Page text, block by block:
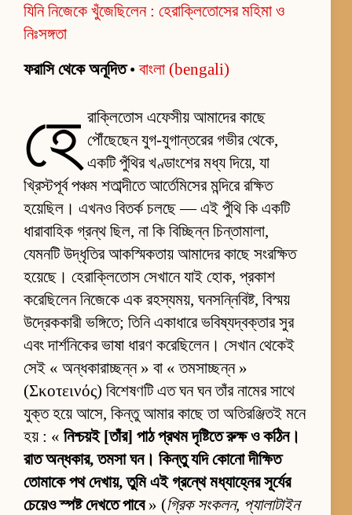
যিনি নিজেকে খুঁজেছিলেন : হেরাক্লিতোসের মহিমা ও
নিঃসঙ্গতা
ফরাসি থেকে অনূদিত• বাংলা (bengali)
হে রাক্লিতোস এফেসীয় আমাদের কাছে
পৌঁছেছেন যুগ-যুগান্তরের গভীর থেকে,
একটি পুঁথির খণ্ডাংশের মধ্য দিয়ে, যা
খ্রিস্টপূর্ব পঞ্চম শতাব্দীতে আর্তেমিসের মন্দিরে রক্ষিত
হয়েছিল। এখনও বিতর্ক চলছে — এই পুঁথি কি একটি
ধারাবাহিক গ্রন্থ ছিল, না কি বিচ্ছিন্ন চিন্তামালা,
যেমনটি উদ্ধৃতির আকস্মিকতায় আমাদের কাছে সংরক্ষিত
হয়েছে। হেরাক্লিতোস সেখানে যাই হোক, প্রকাশ
করেছিলেন নিজেকে এক রহস্যময়, ঘনসন্নিবিষ্ট, বিস্ময়
উদ্রেককারী ভঙ্গিতে; তিনি একাধারে ভবিষ্যদ্বক্তার সুর
এবং দার্শনিকের ভাষা ধারণ করেছিলেন। সেখান থেকেই
সেই « অন্ধকারাচ্ছন্ন » বা « তমসাচ্ছন্ন »
(Σκοτεινός) বিশেষণটি এত ঘন ঘন তাঁর নামের সাথে
যুক্ত হয়ে আসে, কিন্তু আমার কাছে তা অতিরঞ্জিতই মনে
হয় : « নিশ্চয়ই [তাঁর] পাঠ প্রথম দৃষ্টিতে রুক্ষ ও কঠিন।
রাত অন্ধকার, তমসা ঘন। কিন্তু যদি কোনো দীক্ষিত
তোমাকে পথ দেখায়, তুমি এই গ্রন্থে মধ্যাহ্নের সূর্যের
চেয়েও স্পষ্ট দেখতে পাবে» (গ্রিক সংকলন, প্যালাটাইন